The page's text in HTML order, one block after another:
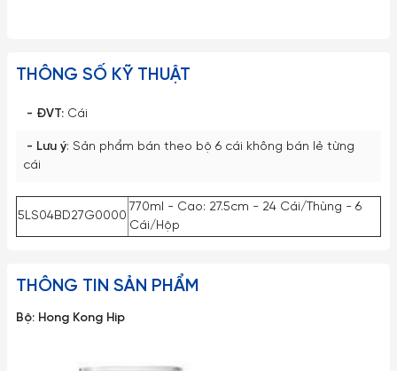
THÔNG SỐ KỸ THUẬT
- ĐVT: Cái
- Lưu ý: Sản phẩm bán theo bộ 6 cái không bán lẻ từng
cái
5LS04BD27G0000
770ml - Cao: 27.5cm - 24 Cái/Thùng - 6
Cái/Hộp
THÔNG TIN SẢN PHẨM
Bộ: Hong Kong Hip